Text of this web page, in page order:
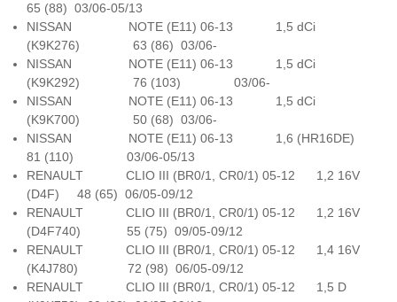
65 (88) 03/06-05/13
NISSAN NOTE (E11) 06-13 1,5 dCi
(K9K276) 63 (86) 03/06-
NISSAN NOTE (E11) 06-13 1,5 dCi
(K9K292) 76 (103) 03/06-
NISSAN NOTE (E11) 06-13 1,5 dCi
(K9K700) 50 (68) 03/06-
NISSAN NOTE (E11) 06-13 1,6 (HR16DE)
81 (110) 03/06-05/13
RENAULT CLIO III (BR0/1, CR0/1) 05-12 1,2 16V
(D4F) 48 (65) 06/05-09/12
RENAULT CLIO III (BR0/1, CR0/1) 05-12 1,2 16V
(D4F740) 55 (75) 09/05-09/12
RENAULT CLIO III (BR0/1, CR0/1) 05-12 1,4 16V
(K4J780) 72 (98) 06/05-09/12
RENAULT CLIO III (BR0/1, CR0/1) 05-12 1,5 D